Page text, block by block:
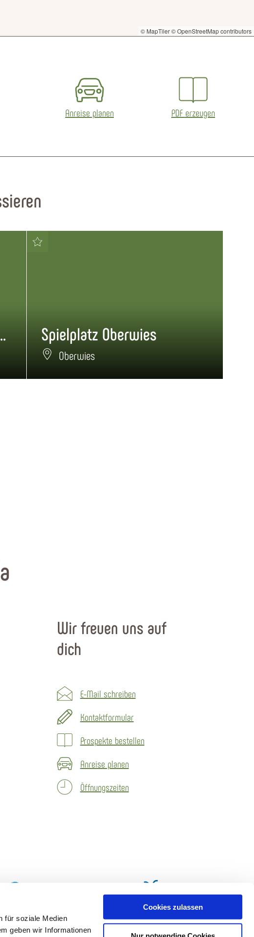
für soziale Medien
geben wir Informationen
Cookies zulassen
© MapTiler© OpenStreetMap contributors
Anreise planen PDF erzeugen
Singhofen Spielplatz Oberwies
Oberwies
Wir freuen uns auf
dich
E-Mail schreiben
Kontaktformular
Prospekte bestellen
Anreise planen
Öffnungszeiten